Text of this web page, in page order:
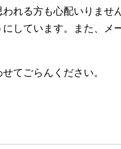
れる方も心配いりませ
しています。また、メ
てごらんください。